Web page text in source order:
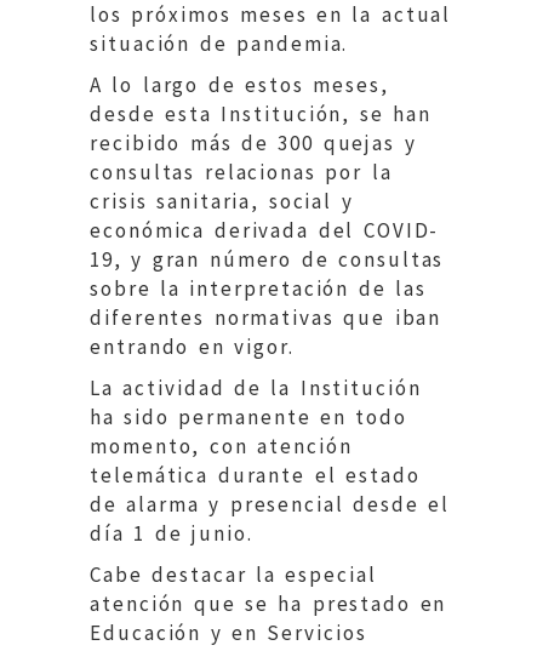
los próximos meses en la actual
situación de pandemia.
A lo largo de estos meses,
desde esta Institución, se han
recibido más de 300 quejas y
consultas relacionas por la
crisis sanitaria, social y
económica derivada del COVID-
19, y gran número de consultas
sobre la interpretación de las
diferentes normativas que iban
entrando en vigor.
La actividad de la Institución
ha sido permanente en todo
momento, con atención
telemática durante el estado
de alarma y presencial desde el
día 1 de junio.
Cabe destacar la especial
atención que se ha prestado en
Educación y en Servicios